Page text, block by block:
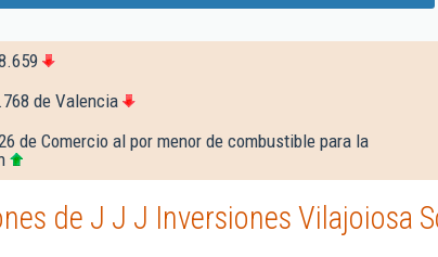
de Valencia
de Comercio al por menor de combustible para la
de J J J Inversiones Vilajoiosa